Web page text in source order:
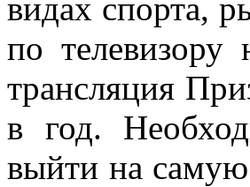
видах спорта,
по телевизору
трансляция
в год.
выйти на